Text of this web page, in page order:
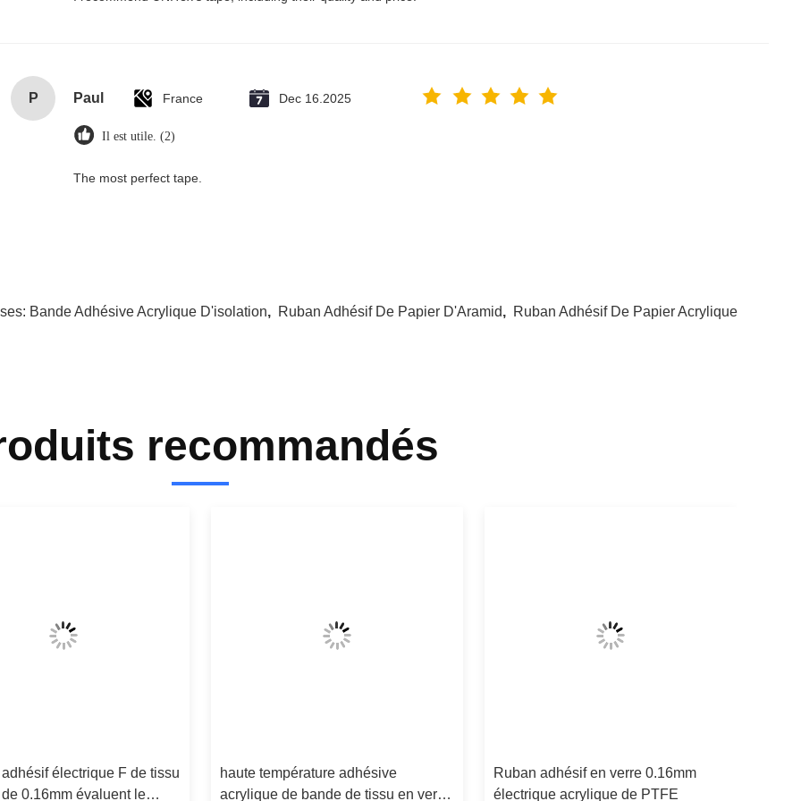
P Paul France Dec 16.2025
Il est utile. (2)
The most perfect tape.
Bande Adhésive Acrylique D'isolation, Ruban Adhésif De Papier D'Aramid, Ruban Adhésif De Papier Acrylique
recommandés
électrique F de tissu
0.16mm évaluent le
haute température adhésive
acrylique de bande de tissu en verre
Ruban adhésif en verre 0.16mm
électrique acrylique de PTFE